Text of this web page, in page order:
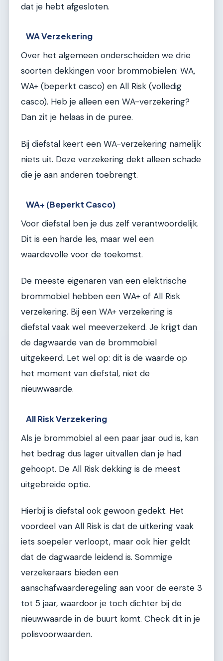
dat je hebt afgesloten.
WA Verzekering
Over het algemeen onderscheiden we drie
soorten dekkingen voor brommobielen: WA,
WA+ (beperkt casco) en All Risk (volledig
casco). Heb je alleen een WA-verzekering?
Dan zit je helaas in de puree.
Bij diefstal keert een WA-verzekering namelijk
niets uit. Deze verzekering dekt alleen schade
die je aan anderen toebrengt.
WA+ (Beperkt Casco)
Voor diefstal ben je dus zelf verantwoordelijk.
Dit is een harde les, maar wel een
waardevolle voor de toekomst.
De meeste eigenaren van een elektrische
brommobiel hebben een WA+ of All Risk
verzekering. Bij een WA+ verzekering is
diefstal vaak wel meeverzekerd. Je krijgt dan
de dagwaarde van de brommobiel
uitgekeerd. Let wel op: dit is de waarde op
het moment van diefstal, niet de
nieuwwaarde.
All Risk Verzekering
Als je brommobiel al een paar jaar oud is, kan
het bedrag dus lager uitvallen dan je had
gehoopt. De All Risk dekking is de meest
uitgebreide optie.
Hierbij is diefstal ook gewoon gedekt. Het
voordeel van All Risk is dat de uitkering vaak
iets soepeler verloopt, maar ook hier geldt
dat de dagwaarde leidend is. Sommige
verzekeraars bieden een
aanschafwaarderegeling aan voor de eerste 3
tot 5 jaar, waardoor je toch dichter bij de
nieuwwaarde in de buurt komt. Check dit in je
polisvoorwaarden.